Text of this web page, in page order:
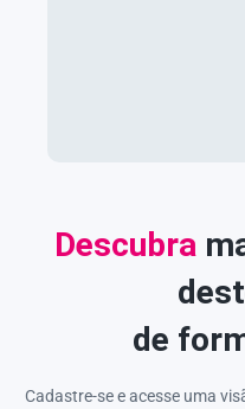
Descubra
de
Cadastre-se e acesse uma